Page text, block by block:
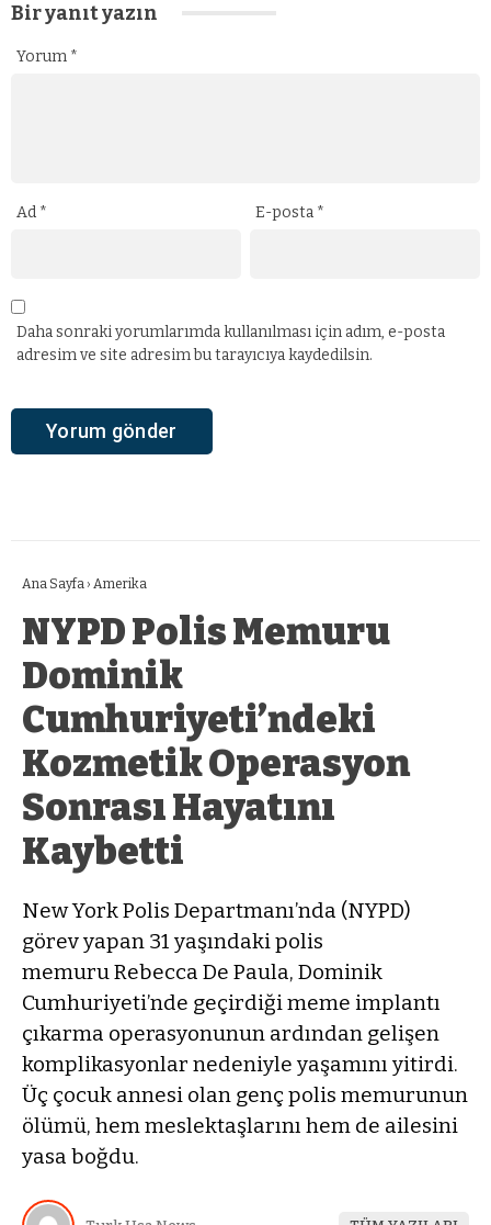
Bir yanıt yazın
Yorum *
Ad * E-posta *
Daha sonraki yorumlarımda kullanılması için adım, e-posta
adresim ve site adresim bu tarayıcıya kaydedilsin.
Ana Sayfa › Amerika
NYPD Polis Memuru
Dominik
Cumhuriyeti’ndeki
Kozmetik Operasyon
Sonrası Hayatını
Kaybetti
New York Polis Departmanı’nda (NYPD)
görev yapan 31 yaşındaki polis
memuru Rebecca De Paula, Dominik
Cumhuriyeti’nde geçirdiği meme implantı
çıkarma operasyonunun ardından gelişen
komplikasyonlar nedeniyle yaşamını yitirdi.
Üç çocuk annesi olan genç polis memurunun
ölümü, hem meslektaşlarını hem de ailesini
yasa boğdu.